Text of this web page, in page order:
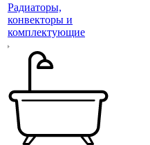
Радиаторы,
конвекторы и
комплектующие